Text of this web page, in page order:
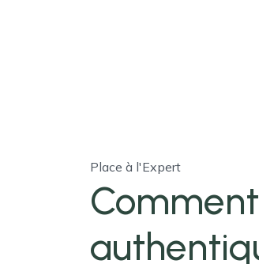
Place à l'Expert